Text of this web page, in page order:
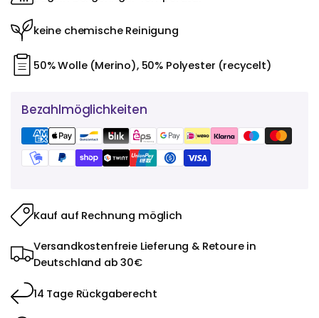
keine chemische Reinigung
50% Wolle (Merino), 50% Polyester (recycelt)
Bezahlmöglichkeiten
Kauf auf Rechnung möglich
Versandkostenfreie Lieferung & Retoure in
Deutschland ab 30€
14 Tage Rückgaberecht